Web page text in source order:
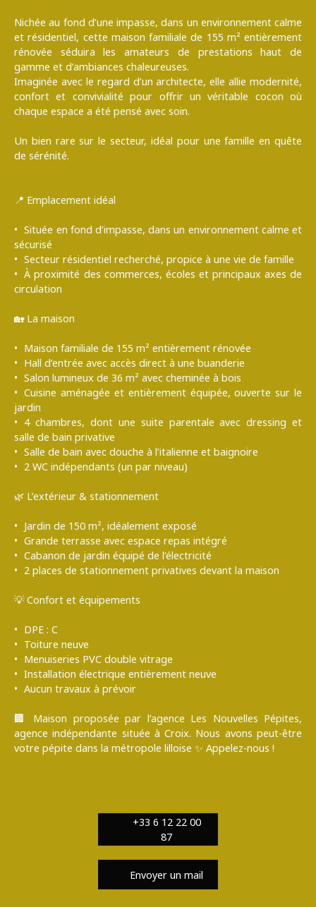
Nichée au fond d’une impasse, dans un environnement calme
et résidentiel, cette maison familiale de 155 m² entièrement
rénovée séduira les amateurs de prestations haut de
gamme et d’ambiances chaleureuses.
Imaginée avec le regard d’un architecte, elle allie modernité,
confort et convivialité pour offrir un véritable cocon où
chaque espace a été pensé avec soin.
Un bien rare sur le secteur, idéal pour une famille en quête
de sérénité.
📍 Emplacement idéal
Située en fond d’impasse, dans un environnement calme et
sécurisé
Secteur résidentiel recherché, propice à une vie de famille
À proximité des commerces, écoles et principaux axes de
circulation
🏡 La maison
Maison familiale de 155 m² entièrement rénovée
Hall d’entrée avec accès direct à une buanderie
Salon lumineux de 36 m² avec cheminée à bois
Cuisine aménagée et entièrement équipée, ouverte sur le
jardin
4 chambres, dont une suite parentale avec dressing et
salle de bain privative
Salle de bain avec douche à l’italienne et baignoire
2 WC indépendants (un par niveau)
🌿 L’extérieur & stationnement
Jardin de 150 m², idéalement exposé
Grande terrasse avec espace repas intégré
Cabanon de jardin équipé de l’électricité
2 places de stationnement privatives devant la maison
💡 Confort et équipements
DPE : C
Toiture neuve
Menuiseries PVC double vitrage
Installation électrique entièrement neuve
Aucun travaux à prévoir
🏢 Maison proposée par l’agence Les Nouvelles Pépites,
agence indépendante située à Croix. Nous avons peut-être
votre pépite dans la métropole lilloise ✨ Appelez-nous !
+33 6 12 22 00
87
Envoyer un mail